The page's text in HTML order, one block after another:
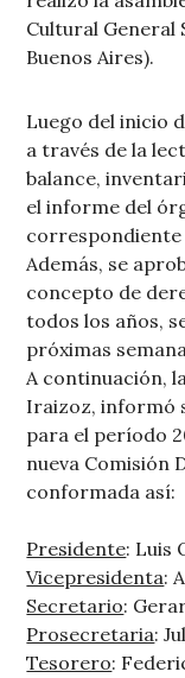
Cultural General
Buenos Aires).
Luego del inicio
a través de la
balance,
el informe del
Además, se
concepto de
todos los años,
próximas
A continuación,
Iraizoz, informó
para el período
nueva Comisión
conformada así:
Presidente: Luis
Vicepresidenta:
Secretario:
Prosecretaria:
Tesorero: